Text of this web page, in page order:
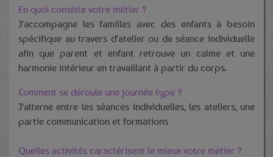
En quoi consiste votre métier ?
J'accompagne les familles avec des enfants à besoin
spécifique au travers d'atelier ou de séance individuelle
afin que parent et enfant retrouve un calme et une
harmonie intérieur en travaillant à partir du corps.
Comment se déroule une journée type ?
J'alterne entre les séances individuelles, les ateliers, une
partie communication et formations
Quelles activités caractérisent le mieux votre métier ?